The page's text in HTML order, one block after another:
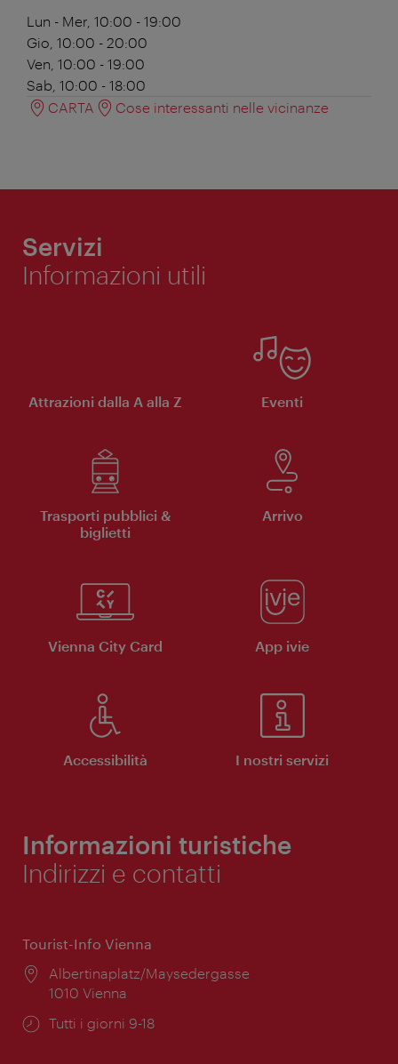
Lun - Mer, 10:00 - 19:00
Gio, 10:00 - 20:00
Ven, 10:00 - 19:00
Sab, 10:00 - 18:00
CARTA
Cose interessanti nelle vicinanze
Servizi
Informazioni utili
Attrazioni dalla A alla Z Eventi
Trasporti pubblici &
biglietti
Arrivo
Vienna City Card App ivie
Accessibilità I nostri servizi
Informazioni turistiche
Indirizzi e contatti
Tourist-Info Vienna
Posizione:
Albertinaplatz/Maysedergasse
1010 Vienna
Orari
Tutti i giorni 9-18